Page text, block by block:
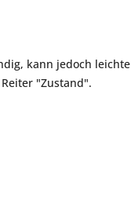
kann jedoch leichte
"Zustand".